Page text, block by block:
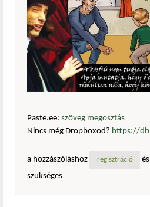
Paste.ee: szöveg megosztás
Nincs még Dropboxod? https://
a hozzászóláshoz
regisztráció és
szükséges